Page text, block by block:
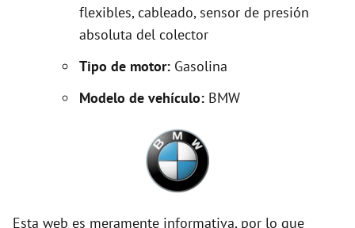
flexibles, cableado, sensor de presión
absoluta del colector
Tipo de motor: Gasolina
Modelo de vehículo: BMW
Esta web es meramente informativa, por lo que